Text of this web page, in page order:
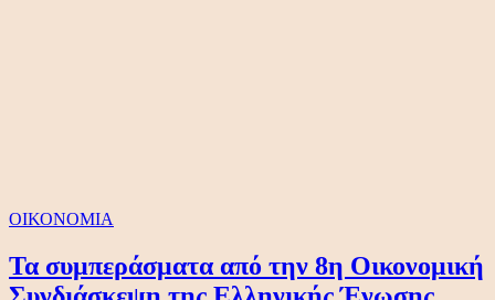
ΟΙΚΟΝΟΜΙΑ
Τα συμπεράσματα από την 8η Οικονομική